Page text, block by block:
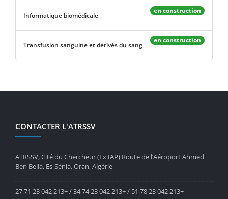
en construction
Informatique biomédicale
en construction
Transfusion sanguine et dérivés du sang
CONTACTER L'ATRSSV
ATRSSV, Cité du Chercheur (Ex:IAP) Route de l’Aéroport Ahmed
Ben Bella, Es-Sénia, Oran, Algérie
27 71 23 042 213+ / 34 74 23 042 213+ / 51 78 23 042 213+